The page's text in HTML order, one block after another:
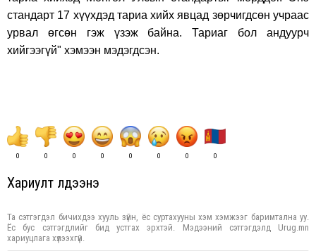
стандарт 17 хүүхдэд тариа хийх явцад зөрчигдсөн учраас
урвал өгсөн гэж үзэж байна. Тариаг бол андуурч
хийгээгүй" хэмээн мэдэгдсэн.
0 0 0 0 0 0 0 0
Хариулт үлдээнэ үү
Та сэтгэгдэл бичихдээ хууль зүйн, ёс суртахууны хэм хэмжээг баримтална уу.
Ёс бус сэтгэгдлийг бид устгах эрхтэй. Мэдээний сэтгэгдэлд Urug.mn
хариуцлага хүлээхгүй.